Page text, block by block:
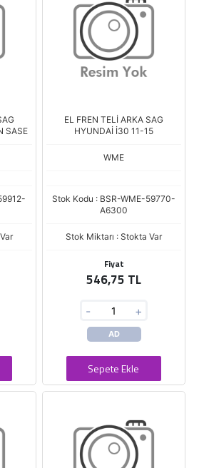
SASE
EL FREN TELİ ARKA SAG
HYUNDAİ İ30 11-15
WME
Stok Kodu : BSR-WME-59770-
A6300
Stok Miktarı : Stokta Var
Fiyat
546,75 TL
- +
AD
Sepete Ekle